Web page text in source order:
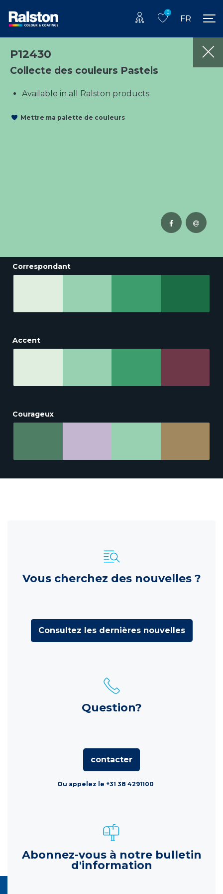
0
FR
P12430
Collecte des couleurs Pastels
Available in all Ralston products
Mettre ma palette de couleurs
Correspondant
Accent
Courageux
Vous cherchez des nouvelles ?
Consultez les dernières nouvelles
Question?
contacter
Ou appelez le +31 38 4291100
Abonnez-vous à notre bulletin
d'information